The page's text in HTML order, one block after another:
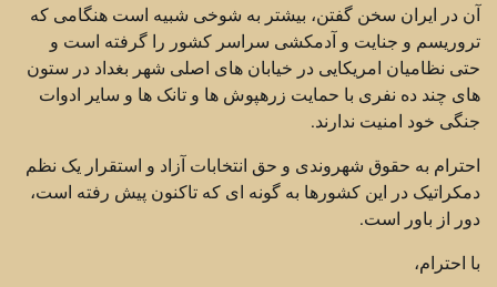
آن در ایران سخن گفتن، بیشتر به شوخی شبیه است هنگامی که
تروریسم و جنایت و آدمکشی سراسر کشور را گرفته است و
حتی نظامیان امریکایی در خیابان های اصلی شهر بغداد در ستون
های چند ده نفری با حمایت زرهپوش ها و تانک ها و سایر ادوات
جنگی خود امنیت ندارند.
احترام به حقوق شهروندی و حق انتخابات آزاد و استقرار یک نظم
دمکراتیک در این کشورها به گونه ای که تاکنون پیش رفته است،
دور از باور است.
با احترام،